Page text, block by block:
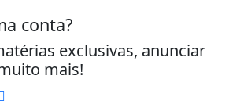
conta?
exclusivas, anunciar
mais!